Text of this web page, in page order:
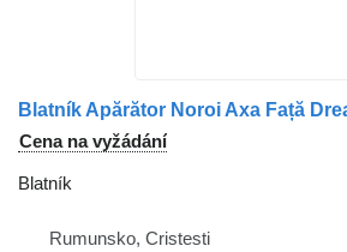
Cena na vyžádání
Blatník
Rumunsko, Cristesti